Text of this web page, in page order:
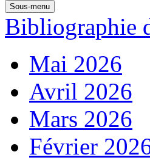
Sous-menu
Bibliographie
Mai 2026
Avril 2026
Mars 2026
Février